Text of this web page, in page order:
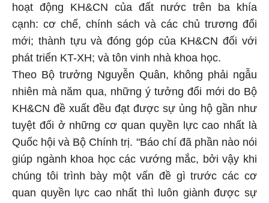
hoạt động KH&CN của đất nước trên ba khía
cạnh: cơ chế, chính sách và các chủ trương đổi
mới; thành tựu và đóng góp của KH&CN đối với
phát triển KT-XH; và tôn vinh nhà khoa học.
Theo Bộ trưởng Nguyễn Quân, không phải ngẫu
nhiên mà năm qua, những ý tưởng đổi mới do Bộ
KH&CN đề xuất đều đạt được sự ủng hộ gần như
tuyệt đối ở những cơ quan quyền lực cao nhất là
Quốc hội và Bộ Chính trị. "Báo chí đã phần nào nói
giúp ngành khoa học các vướng mắc, bởi vậy khi
chúng tôi trình bày một vấn đề gì trước các cơ
quan quyền lực cao nhất thì luôn giành được sự